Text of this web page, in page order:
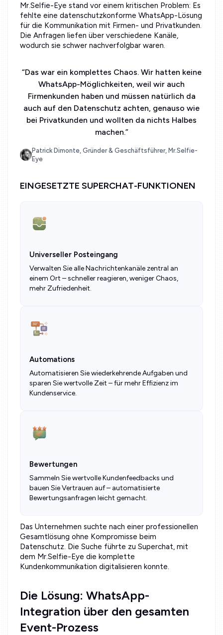
Mr.Selfie-Eye stand vor einem kritischen Problem: Es
fehlte eine datenschutzkonforme WhatsApp-Lösung
für die Kommunikation mit Firmen- und Privatkunden.
Die Anfragen liefen über verschiedene Kanäle,
wodurch sie schwer nachverfolgbar waren.
“Das war ein komplettes Chaos. Wir hatten keine
WhatsApp-Möglichkeiten, weil wir auch
Firmenkunden haben und müssen natürlich da
auch auf den Datenschutz achten, genauso wie
bei Privatkunden und wollten da nichts Halbes
machen.”
Patrick Dimonte, Gründer & Geschäftsführer, Mr.Selfie-
Eye
EINGESETZTE SUPERCHAT-FUNKTIONEN
Universeller Posteingang
Verwalten Sie alle Nachrichtenkanäle zentral an
einem Ort – schneller reagieren, weniger Chaos,
mehr Zufriedenheit.
Automations
Automatisieren Sie wiederkehrende Aufgaben und
sparen Sie wertvolle Zeit – für mehr Effizienz im
Kundenservice.
Bewertungen
Sammeln Sie wertvolle Kundenfeedbacks und
bauen Sie Vertrauen auf – automatisierte
Bewertungsanfragen leicht gemacht.
Das Unternehmen suchte nach einer professionellen
Gesamtlösung ohne Kompromisse beim
Datenschutz. Die Suche führte zu Superchat, mit
dem Mr.Selfie-Eye die komplette
Kundenkommunikation digitalisieren konnte.
Die Lösung: WhatsApp-
Integration über den gesamten
Event-Prozess